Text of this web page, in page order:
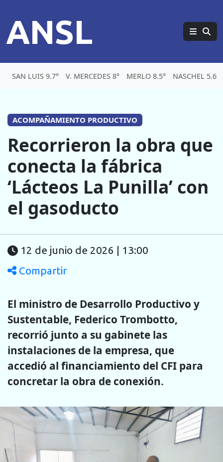
ANSL
SAN LUIS 9.7° V. MERCEDES 8° MERLO 8.5° NASCHEL 5.6°
ACOMPAÑAMIENTO PRODUCTIVO
Recorrieron la obra que
conecta la fábrica
‘Lácteos La Punilla’ con
el gasoducto
12 de junio de 2026 | 13:00
Compartir
El ministro de Desarrollo Productivo y
Sustentable, Federico Trombotto,
recorrió junto a su gabinete las
instalaciones de la empresa, que
accedió al financiamiento del CFI para
concretar la obra de conexión.